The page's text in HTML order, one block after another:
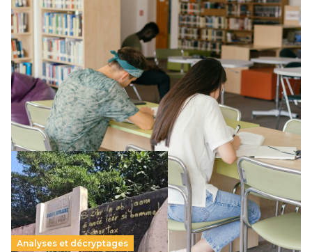
Supérieur privé : une dérive qui met à mal la
promesse républicaine
11 juillet 2026-
Le projet de loi sur la régulation de l’enseignement
supérieur privé met en lumière l’amplification d’un système
qui relègue l’acte pédagogique au superfétatoire, voire à…
Lire la suite →
Analyses et décryptages